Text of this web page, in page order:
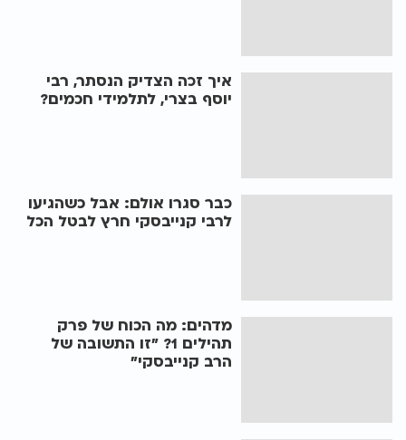
איך זכה הצדיק הנסתר, רבי
יוסף בצרי, לתלמידי חכמים?
כבר סגרו אולם: אבל כשהגיעו
לרבי קנייבסקי חרץ לבטל הכל
מדהים: מה הכוח של פרק
תהילים 1? "זו התשובה של
הרב קנייבסקי"